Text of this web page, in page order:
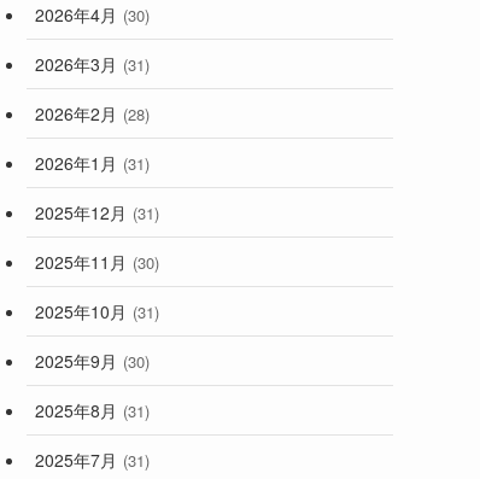
2026年4月 (30)
2026年3月 (31)
2026年2月 (28)
2026年1月 (31)
2025年12月 (31)
2025年11月 (30)
2025年10月 (31)
2025年9月 (30)
2025年8月 (31)
2025年7月 (31)